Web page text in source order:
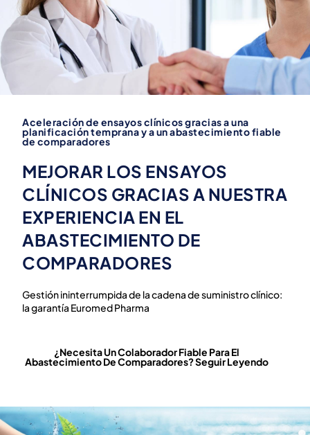
Aceleración de ensayos clínicos gracias a una
planificación temprana y a un abastecimiento fiable
de comparadores
MEJORAR LOS ENSAYOS
CLÍNICOS GRACIAS A NUESTRA
EXPERIENCIA EN EL
ABASTECIMIENTO DE
COMPARADORES
Gestión ininterrumpida de la cadena de suministro clínico:
la garantía Euromed Pharma
¿Necesita Un Colaborador Fiable Para El
Abastecimiento De Comparadores? Seguir Leyendo